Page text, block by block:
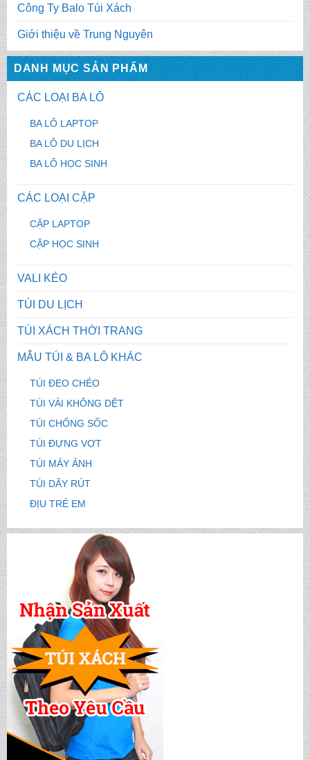
Công Ty Balo Túi Xách
Giới thiệu về Trung Nguyên
DANH MỤC SẢN PHẨM
CÁC LOẠI BA LÔ
BA LÔ LAPTOP
BA LÔ DU LỊCH
BA LÔ HỌC SINH
CÁC LOẠI CẶP
CẶP LAPTOP
CẶP HỌC SINH
VALI KÉO
TÚI DU LỊCH
TÚI XÁCH THỜI TRANG
MẪU TÚI & BA LÔ KHÁC
TÚI ĐEO CHÉO
TÚI VẢI KHÔNG DỆT
TÚI CHỐNG SỐC
TÚI ĐỰNG VỢT
TÚI MÁY ẢNH
TÚI DÂY RÚT
ĐỊU TRẺ EM
CẶP HỌC SINH MS: TN 5016
CẶP HỌC SINH MS: TN 5015
CẶP HỌC SINH MS: TN 5014